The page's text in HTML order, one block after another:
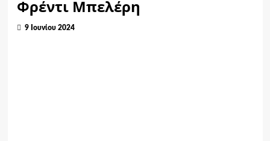
Φρέντι Μπελέρη
9 Ιουνίου 2024